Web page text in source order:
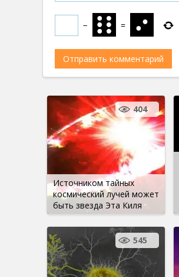
− =
Источником тайных
космический лучей может
быть звезда Эта Киля
404
545